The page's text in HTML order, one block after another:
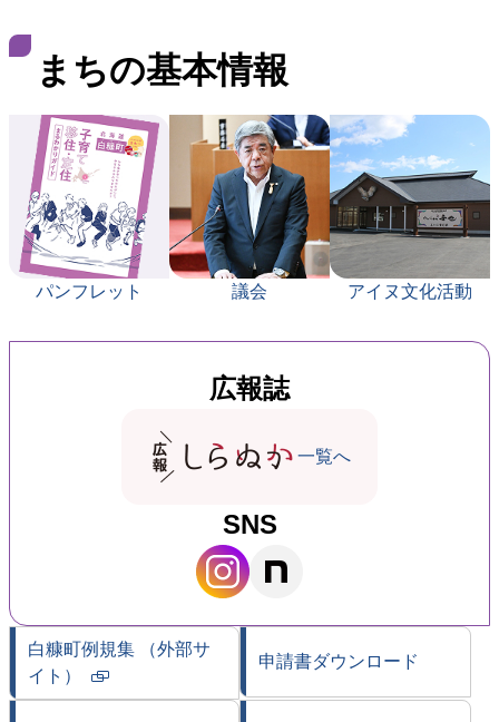
まちの基本情報
パンフレット 議会 アイヌ文化活動
広報誌
一覧へ
SNS
白糠町例規集 （外部サ
イト）
新
申請書ダウンロード